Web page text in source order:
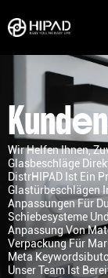
Wir Helfen Ihnen,
Glasbeschläge
DistrHIPAD Ist Ein
Glastürbeschlägen
Anpassungen Für
Schiebesysteme
Anpassung Von
Verpackung Für
Meta
Unser Team Ist